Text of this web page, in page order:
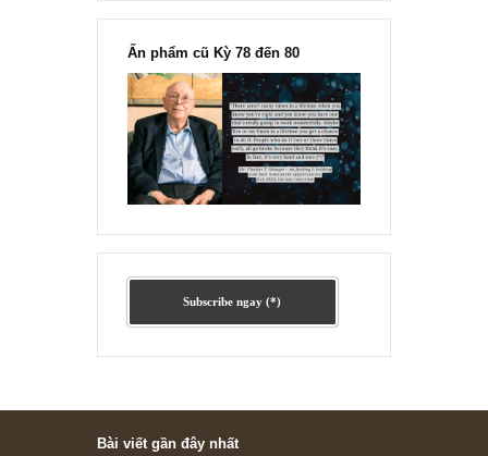
chỉ vì chiến tranh”, ngài Philip
Fisher